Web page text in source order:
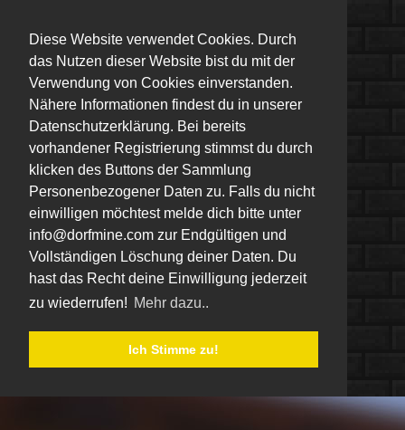
Diese Website verwendet Cookies. Durch
das Nutzen dieser Website bist du mit der
Verwendung von Cookies einverstanden.
Nähere Informationen findest du in unserer
Datenschutzerklärung. Bei bereits
vorhandener Registrierung stimmst du durch
klicken des Buttons der Sammlung
Personenbezogener Daten zu. Falls du nicht
einwilligen möchtest melde dich bitte unter
info@dorfmine.com zur Endgültigen und
Vollständigen Löschung deiner Daten. Du
hast das Recht deine Einwilligung jederzeit
zu wiederrufen! Mehr dazu..
Ich Stimme zu!